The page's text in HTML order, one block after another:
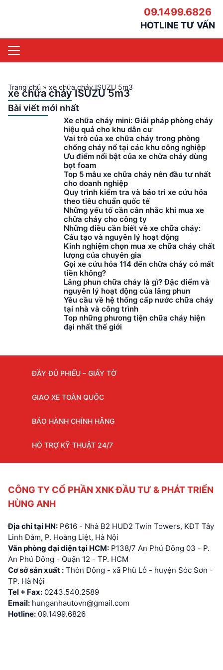
09.1499.6826
HOTLINE TƯ VẤN
Trang chủ » xe chữa cháy ISUZU 5m3
xe chữa cháy ISUZU 5m3
Bài viết mới nhất
Xe chữa cháy mini: Giải pháp phòng cháy
hiệu quả cho khu dân cư
Vai trò của xe chữa cháy trong phòng
chống cháy nổ tại các khu công nghiệp
Ưu điểm nổi bật của xe chữa cháy dùng
bọt foam
Top 5 mẫu xe chữa cháy nên đầu tư nhất
cho doanh nghiệp
Quy trình kiểm tra và bảo trì xe cứu hỏa
theo tiêu chuẩn quốc tế
Những yếu tố cần cân nhắc khi mua xe
chữa cháy cho công ty
Những điều cần biết về xe chữa cháy:
Cấu tạo và nguyên lý hoạt động
Kinh nghiệm chọn mua xe chữa cháy chất
lượng của chuyên gia
Gọi xe cứu hỏa 114 đến chữa cháy có mất
tiền không?
Lăng phun chữa cháy là gì? Đặc điểm và
nguyên lý hoạt động của lăng phun
Yêu cầu về hệ thống cấp nước chữa cháy
tại nhà và công trình
Top những phương tiện chữa cháy hiện
đại nhất thế giới
ĐẦY ĐỦ PHIẾU – GIẤY TỜ
GIAO XE TOÀN QUỐC
BẢO HÀNH CHÍNH HÃNG
HỖ TRỢ KỸ THUẬT 24/7
CÔNG TY CỔ PHẦN XNK ĐẦU TƯ & PHÁT TRIỂN
HÙNG ANH
Địa chỉ tại HN: P616 - Nhà B2 HUD2 Twin Towers, KĐT Tây
Linh Đàm, P. Hoàng Liệt, Hà Nội
Văn phòng đại diện tại HCM: P138/7 An Phú Đông 03 - P.
An Phú Đông - Quận 12 - TP. HCM
Cơ sở sản xuất : Thôn Đông - xã Phù Lỗ - huyện Sóc Sơn -
TP. Hà Nội
Tel + Fax: 0243.540.2589
Email: hunganhautovn@gmail.com
Hotline: 09.1499.6826